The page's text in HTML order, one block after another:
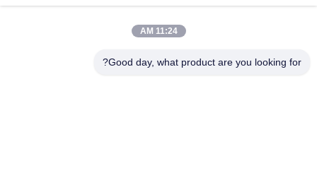
ارسال
11:24 AM
Good day, what product are you looking for?